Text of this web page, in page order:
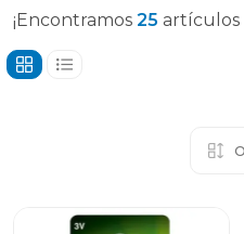
¡Encontramos 25 artículos